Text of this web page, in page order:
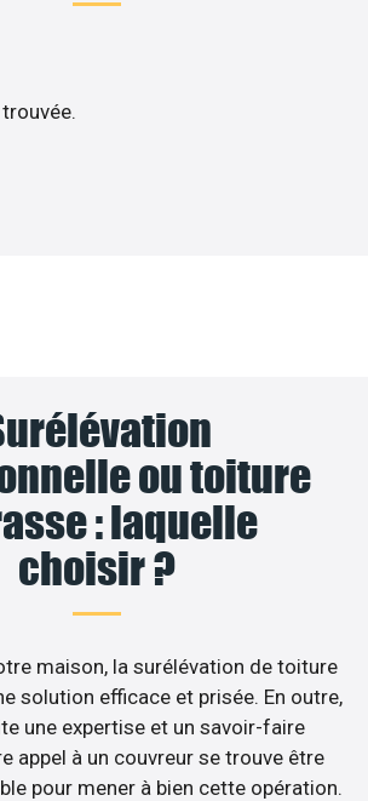
ou toiture
: laquelle
choisir ?
maison, la surélévation de toiture
solution efficace et prisée. En outre,
une expertise et un savoir-faire
appel à un couvreur se trouve être
pour mener à bien cette opération.